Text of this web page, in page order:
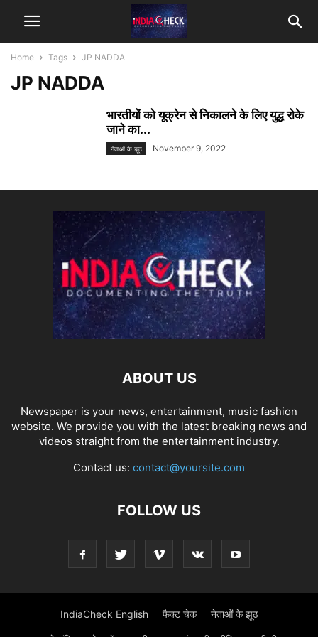
Home Tags JP NADDA
JP NADDA
भारतीयों को यूक्रेन से निकालने के लिए युद्ध रोके
जाने का...
नेताओं के झूठ November 9, 2022
ABOUT US
Newspaper is your news, entertainment, music fashion
website. We provide you with the latest breaking news and
videos straight from the entertainment industry.
Contact us: contact@yoursite.com
FOLLOW US
IndiaCheck English फैक्ट चेक नेताओं के झूठ